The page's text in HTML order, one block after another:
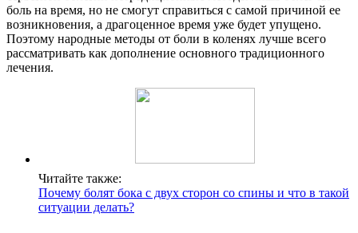
боль на время, но не смогут справиться с самой причиной ее
возникновения, а драгоценное время уже будет упущено.
Поэтому народные методы от боли в коленях лучше всего
рассматривать как дополнение основного традиционного
лечения.
Читайте также:
Почему болят бока с двух сторон со спины и что в такой
ситуации делать?